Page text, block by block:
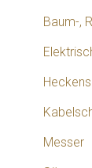
Baum-,
Messer